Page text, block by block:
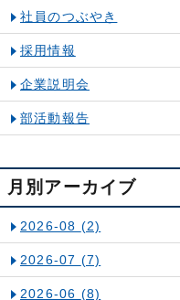
社員のつぶやき
採用情報
企業説明会
部活動報告
月別アーカイブ
2026-08 (2)
2026-07 (7)
2026-06 (8)